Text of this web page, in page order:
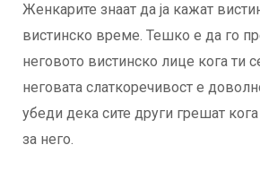
Женкарите знаат да ја кажат
вистинско време. Тешко е да го
неговото вистинско лице кога ти
неговата слаткоречивост е
убеди дека сите други грешат
за него.